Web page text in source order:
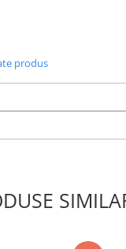
perfect pentru
si echilibrata.
produs